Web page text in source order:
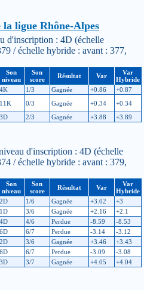
ligue Rhône-Alpes
d'inscription : 4D (échelle
/ échelle hybride : avant : 377,
Son
niveau
Son
score
Résultat Var
Var
Hybride
4K 1/3 Gagnée +0.86
+0.87
11K 0/3 Gagnée +0.34
+0.34
3D 2/3 Gagnée +3.88 +3.89
d'inscription : 4D (échelle
/ échelle hybride : avant : 379,
Son
niveau
Son
score
Résultat Var
Var
Hybride
2D 1/6 Gagnée +3.02
+3
1D 3/6 Gagnée +2.16
+2.1
4D 4/6 Perdue -8.59
-8.53
6D 6/7 Perdue -3.14
-3.12
2D 3/6 Gagnée +3.46
+3.43
6D 6/7 Perdue -3.09
-3.08
3D 3/7 Gagnée +4.05 +4.04